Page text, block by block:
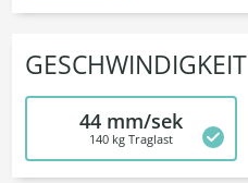
GESCHWINDIGKEIT
44 mm/sek
140 kg Traglast